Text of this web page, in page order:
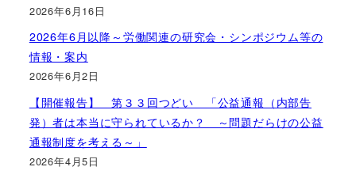
2026年6月16日
2026年6月以降～労働関連の研究会・シンポジウム等の
情報・案内
2026年6月2日
【開催報告】 第３３回つどい 「公益通報（内部告
発）者は本当に守られているか？ ～問題だらけの公益
通報制度を考える～」
2026年4月5日